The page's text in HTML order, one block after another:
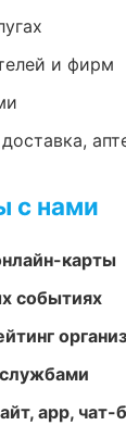
и фирм
с нами
карты
событиях
app, чат-